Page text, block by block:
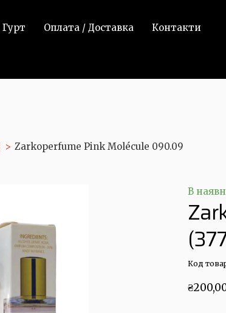
Гурт Оплата / Доставка Контакти
Zarkoperfume Pink Molécule 090.09
В
Код